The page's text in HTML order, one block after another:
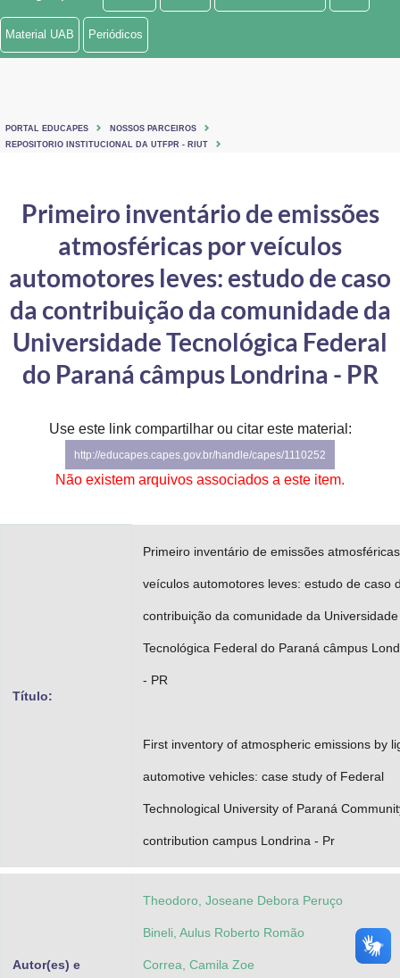
Ministério de Minas e Energia
Ministério do Turismo
Controladoria-Geral da União
Ministério da Mulher, da Família e dos Direitos Humanos
Secretaria-Geral
Secretaria de Governo
Gabinete de Segurança Institucional
Banco Central do Brasil
Material UAB Periódicos
PORTAL EDUCAPES
NOSSOS PARCEIROS
REPOSITORIO INSTITUCIONAL DA UTFPR - RIUT
Primeiro inventário de emissões
atmosféricas por veículos
automotores leves: estudo de caso
da contribuição da comunidade da
Universidade Tecnológica Federal
do Paraná câmpus Londrina - PR
Use este link compartilhar ou citar este material:
http://educapes.capes.gov.br/handle/capes/1110252
Não existem arquivos associados a este item.
Título:
Primeiro inventário de emissões
veículos automotores leves: estudo de caso
contribuição da comunidade da Universidade
Tecnológica Federal do Paraná câmpus
- PR
First inventory of atmospheric emissions by
automotive vehicles: case study of Federal
Technological University of Paraná
contribution campus Londrina - Pr
Autor(es) e
Theodoro, Joseane Debora Peruço
Bineli, Aulus Roberto Romão
Correa, Camila Zoe